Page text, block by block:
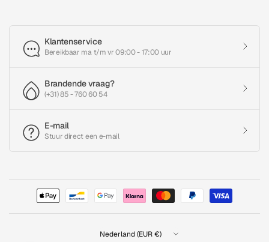
Klantenservice
Bereikbaar ma t/m vr 09:00 - 17:00 uur
Brandende vraag?
(+31) 85 - 760 60 54
E-mail
Stuur direct een e-mail
Land/regio